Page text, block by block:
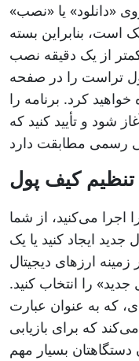
«دانلود» یا «نصب»
است، بنابراین بسته
از یک دقیقه نصب
تراست را در صفحه
کرد. برنامه را
شود و تأیید کنید که
می‌کنید، از شما
ایجاد کنید یا یک
ارزهای دیجیتال
را انتخاب کنید.
بازیابی ۱۲ کلمه‌ای، که به عنوان عبارت
که برای بازیابی
بسیار مهم